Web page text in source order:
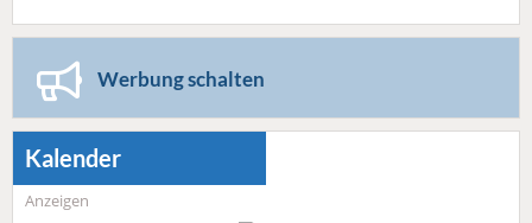
Werbung schalten
Kalender
Anzeigen